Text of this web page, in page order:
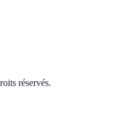
réservés.